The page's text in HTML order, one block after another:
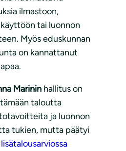
ilmastoon,
tai luonnon
Myös eduskunnan
on kannattanut
Marinin hallitus on
taloutta
ja luonnon
tukien, mutta päätyi